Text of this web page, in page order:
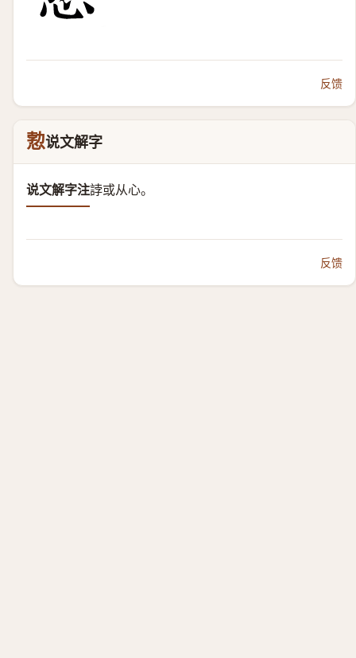
反馈
愂说文解字
说文解字注誖或从心。
反馈